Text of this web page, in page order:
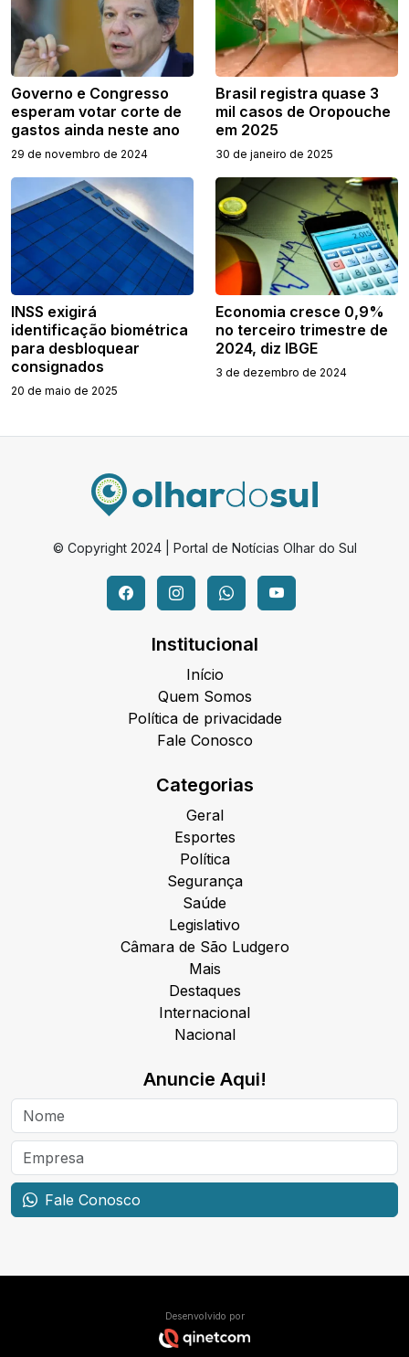
Governo e Congresso
esperam votar corte de
gastos ainda neste ano
29 de novembro de 2024
Brasil registra quase 3
mil casos de Oropouche
em 2025
30 de janeiro de 2025
INSS exigirá
identificação biométrica
para desbloquear
consignados
20 de maio de 2025
Economia cresce 0,9%
no terceiro trimestre de
2024, diz IBGE
3 de dezembro de 2024
© Copyright 2024 | Portal de Notícias Olhar do Sul
Institucional
Início
Quem Somos
Política de privacidade
Fale Conosco
Categorias
Geral
Esportes
Política
Segurança
Saúde
Legislativo
Câmara de São Ludgero
Mais
Destaques
Internacional
Nacional
Anuncie Aqui!
Fale Conosco
Desenvolvido por